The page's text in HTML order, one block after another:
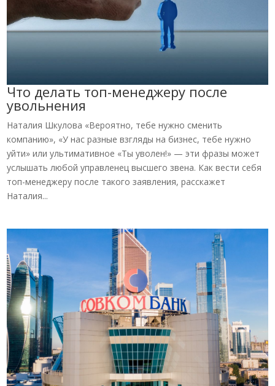
Что делать топ-менеджеру после
увольнения
Наталия Шкулова «Вероятно, тебе нужно сменить
компанию», «У нас разные взгляды на бизнес, тебе нужно
уйти» или ультимативное «Ты уволен!» — эти фразы может
услышать любой управленец высшего звена. Как вести себя
топ-менеджеру после такого заявления, расскажет
Наталия...